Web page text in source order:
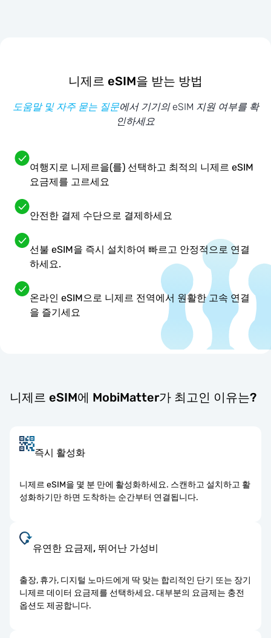
니제르 eSIM을 받는 방법
도움말 및 자주 묻는 질문에서 기기의 eSIM 지원 여부를 확
인하세요
여행지로 니제르을(를) 선택하고 최적의 니제르 eSIM
요금제를 고르세요
안전한 결제 수단으로 결제하세요
선불 eSIM을 즉시 설치하여 빠르고 안정적으로 연결
하세요.
온라인 eSIM으로 니제르 전역에서 원활한 고속 연결
을 즐기세요
니제르 eSIM에 MobiMatter가 최고인 이유는?
즉시 활성화
니제르 eSIM을 몇 분 만에 활성화하세요. 스캔하고 설치하고 활
성화하기만 하면 도착하는 순간부터 연결됩니다.
유연한 요금제, 뛰어난 가성비
출장, 휴가, 디지털 노마드에게 딱 맞는 합리적인 단기 또는 장기
니제르 데이터 요금제를 선택하세요. 대부분의 요금제는 충전
옵션도 제공합니다.